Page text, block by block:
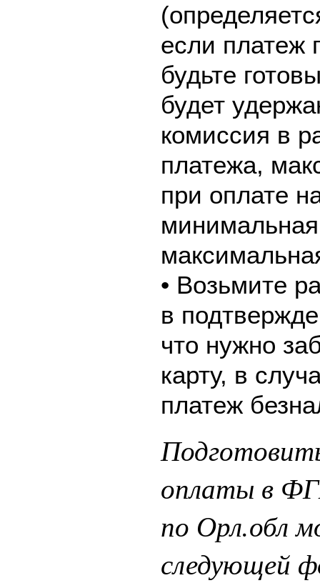
если платеж
будьте
будет
комиссия в
платежа,
при оплате
• Возьмите
в
что нужно
карту, в
платеж
оплаты в
по Орл.обл
следующей